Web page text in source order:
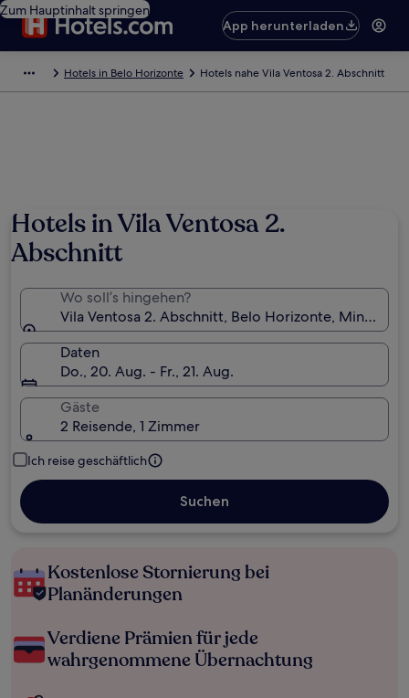
Zum Hauptinhalt springen
App herunterladen
Hotels in Belo Horizonte Hotels nahe Vila Ventosa 2. Abschnitt
Hotels in Vila Ventosa 2.
Abschnitt
Wo soll’s hingehen?
Vila Ventosa 2. Abschnitt, Belo Horizonte, Minas
Daten
Do., 20. Aug. - Fr., 21. Aug.
Gäste
2 Reisende, 1 Zimmer
Ich reise geschäftlich
Suchen
Kostenlose Stornierung bei
Planänderungen
Verdiene Prämien für jede
wahrgenommene Übernachtung